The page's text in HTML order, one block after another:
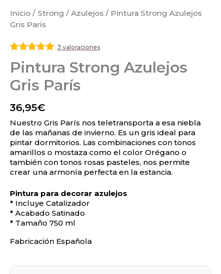
Inicio / Strong / Azulejos / Pintura Strong Azulejos
Gris París
con5de 5
3 valoraciones
Pintura Strong Azulejos
Gris París
36,95€
Nuestro Gris París nos teletransporta a esa niebla
de las mañanas de invierno. Es un gris ideal para
pintar dormitorios. Las combinaciones con tonos
amarillos o mostaza como el color Orégano o
también con tonos rosas pasteles, nos permite
crear una armonía perfecta en la estancia.
Pintura para decorar azulejos
* Incluye Catalizador
* Acabado Satinado
* Tamaño 750 ml
Fabricación Española